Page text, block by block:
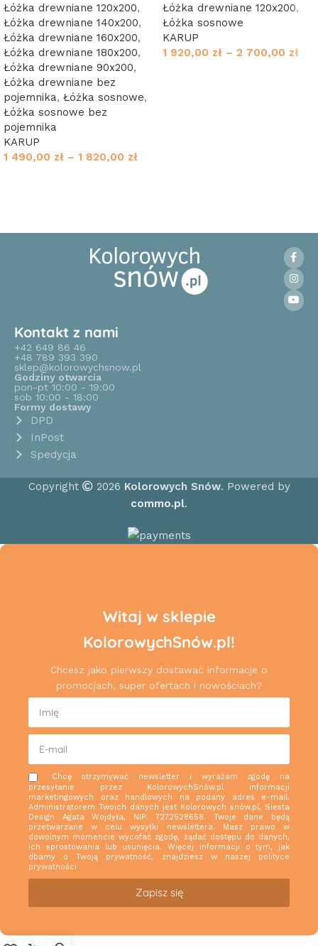
Łóżka drewniane 120x200,
Łóżka drewniane 140x200,
Łóżka drewniane 160x200,
Łóżka drewniane 180x200,
Łóżka drewniane 90x200,
Łóżka drewniane bez
pojemnika, Łóżka sosnowe,
Łóżka sosnowe bez
pojemnika
KARUP
1 490,00 zł – 1 820,00 zł
Łóżka drewniane 120x200,
Łóżka sosnowe
KARUP
1 920,00 zł – 2 700,00 zł
Kontakt z nami
+42 649 86 46
+48 789 393 390
sklep@kolorowychsnow.pl
Godziny otwarcia
pon-pt 10:00 - 19:00
sob 10:00 - 18:00
Formy dostawy
DPD
InPost
Spedycja
Copyright 2026 Kolorowych Snów. Powered by
commo.pl.
Witaj w sklepie
KolorowychSnów.pl!
Chcesz jako pierwszy dostawać informacje o
promocjach, super ofertach i nowościach?
Chcę otrzymywać newsletter i wyrażam zgodę na
przesyłanie przez KolorowychSnów.pl informacji
marketingowych oraz handlowych na podany adres e-mail.
Administratorem Twoich danych jest Kolorowych snów.pl, Siesta
Design Agata Wojdyła, NIP: 7272528658. Twoje dane będą
przetwarzane w celu wysyłki newslettera. Masz prawo w
dowolnym momencie wycofać zgodę, żądać dostępu do danych,
ich sprostowania lub usunięcia. Więcej informacji o tym, jak
dbamy o Twoją prywatność, znajdziesz w naszej polityce
prywatności
Zapisz się